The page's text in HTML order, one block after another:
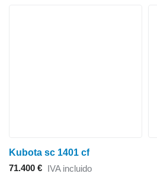
Kubota sc 1401 cf
71.400 € IVA incluido